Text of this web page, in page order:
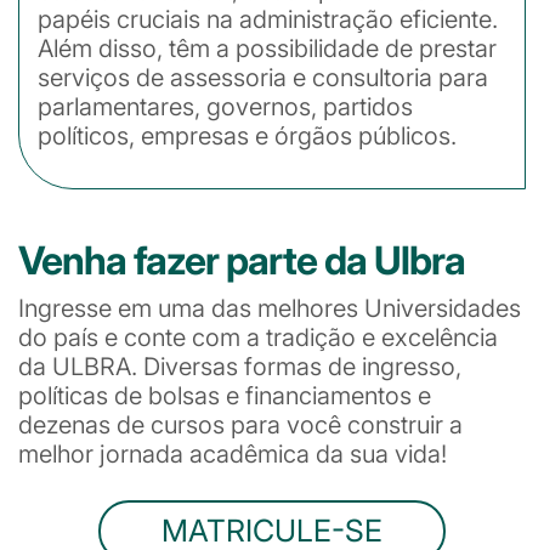
papéis cruciais na administração eficiente.
Além disso, têm a possibilidade de prestar
serviços de assessoria e consultoria para
parlamentares, governos, partidos
políticos, empresas e órgãos públicos.
Venha fazer parte da Ulbra
Ingresse em uma das melhores Universidades
do país e conte com a tradição e excelência
da ULBRA. Diversas formas de ingresso,
políticas de bolsas e financiamentos e
dezenas de cursos para você construir a
melhor jornada acadêmica da sua vida!
MATRICULE-SE